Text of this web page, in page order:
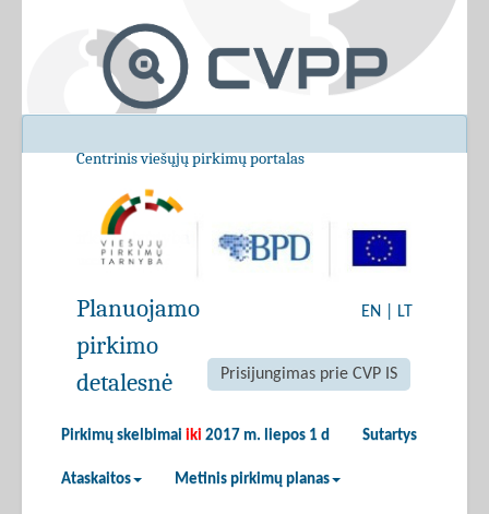
Centrinis viešųjų pirkimų portalas
EN LT
Prisijungimas prie CVP IS
Pirkimų skelbimai iki 2017 m. liepos 1 d Sutartys
Ataskaitos Metinis pirkimų planas
Planuojamo
pirkimo
detalesnė